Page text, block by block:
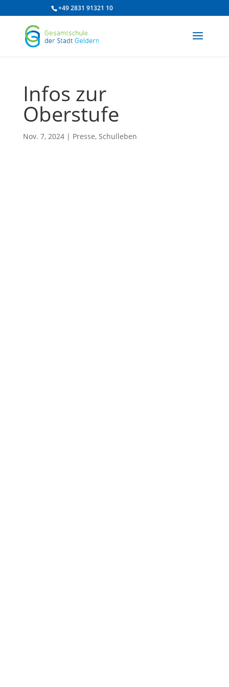
+49 2831 91321 10
Infos zur
Oberstufe
Nov. 7, 2024| Presse, Schulleben